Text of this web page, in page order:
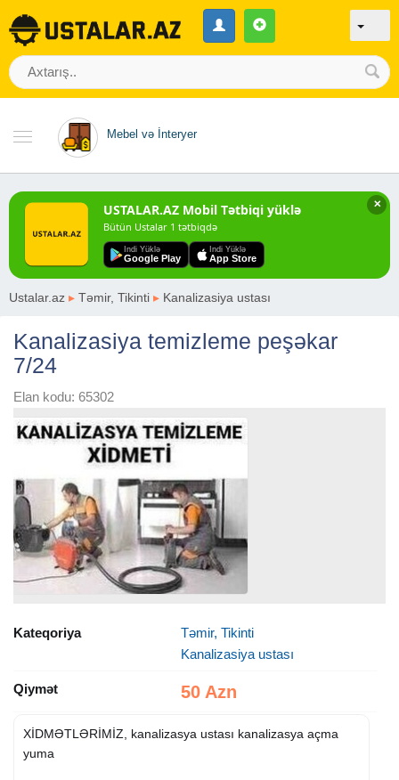
Mebel və İnteryer
✕
USTALAR.AZ Mobil Tətbiqi yüklə
Bütün Ustalar 1 tətbiqdə
Indi Yüklə
Google Play
Indi Yüklə
App Store
Ustalar.az ▸ Təmir, Tikinti ▸ Kanalizasiya ustası
Kanalizasiya temizleme peşəkar
7/24
Elan kodu: 65302
Kateqoriya
Təmir, Tikinti
Kanalizasiya ustası
Qiymət 50 Azn
XİDMƏTLƏRİMİZ, kanalizasya ustası kanalizasya açma
yuma